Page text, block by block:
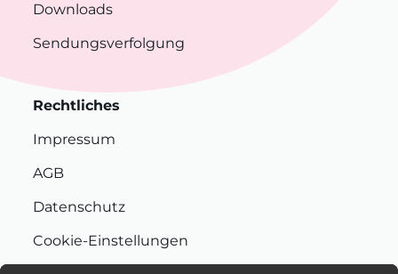
Downloads
Sendungsverfolgung
Rechtliches
Impressum
AGB
Datenschutz
Cookie-Einstellungen